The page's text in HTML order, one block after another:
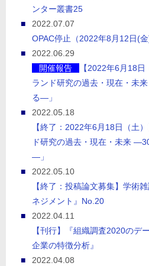
ンター叢書25
2022.07.07
OPAC停止（2022年8月12日(
2022.06.29
開催報告
【2022年6月18
ランド研究の過去・現在・未
る―」
2022.05.18
【終了：2022年6月18日（土
ド研究の過去・現在・未来
―」
2022.05.10
【終了：投稿論文募集】学術
ネジメント』No.20
2022.04.11
【刊行】『組織調査2020のデ
企業の特徴分析』
2022.04.08